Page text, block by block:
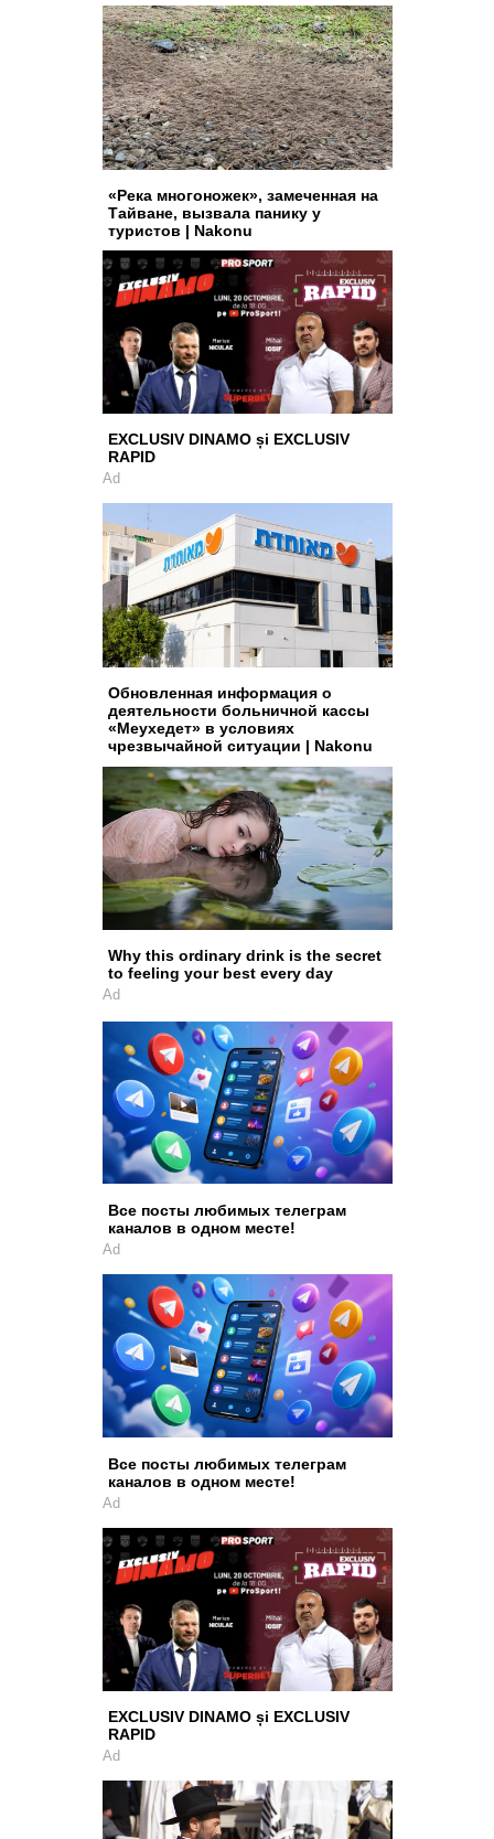
«Река многоножек», замеченная на
Тайване, вызвала панику у
туристов | Nakonu
EXCLUSIV DINAMO și EXCLUSIV
RAPID
Ad
Обновленная информация о
деятельности больничной кассы
«Меухедет» в условиях
чрезвычайной ситуации | Nakonu
Why this ordinary drink is the secret
to feeling your best every day
Ad
Все посты любимых телеграм
каналов в одном месте!
Ad
Все посты любимых телеграм
каналов в одном месте!
Ad
EXCLUSIV DINAMO și EXCLUSIV
RAPID
Ad